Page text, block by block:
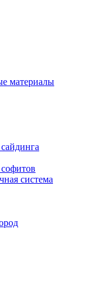
материалы
система